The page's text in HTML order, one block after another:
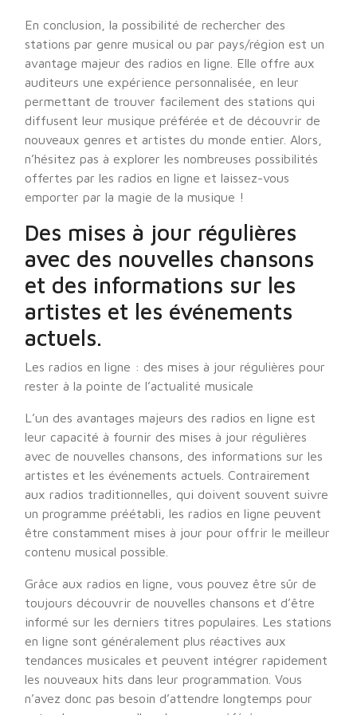
En conclusion, la possibilité de rechercher des
stations par genre musical ou par pays/région est un
avantage majeur des radios en ligne. Elle offre aux
auditeurs une expérience personnalisée, en leur
permettant de trouver facilement des stations qui
diffusent leur musique préférée et de découvrir de
nouveaux genres et artistes du monde entier. Alors,
n’hésitez pas à explorer les nombreuses possibilités
offertes par les radios en ligne et laissez-vous
emporter par la magie de la musique !
Des mises à jour régulières
avec des nouvelles chansons
et des informations sur les
artistes et les événements
actuels.
Les radios en ligne : des mises à jour régulières pour
rester à la pointe de l’actualité musicale
L’un des avantages majeurs des radios en ligne est
leur capacité à fournir des mises à jour régulières
avec de nouvelles chansons, des informations sur les
artistes et les événements actuels. Contrairement
aux radios traditionnelles, qui doivent souvent suivre
un programme préétabli, les radios en ligne peuvent
être constamment mises à jour pour offrir le meilleur
contenu musical possible.
Grâce aux radios en ligne, vous pouvez être sûr de
toujours découvrir de nouvelles chansons et d’être
informé sur les derniers titres populaires. Les stations
en ligne sont généralement plus réactives aux
tendances musicales et peuvent intégrer rapidement
les nouveaux hits dans leur programmation. Vous
n’avez donc pas besoin d’attendre longtemps pour